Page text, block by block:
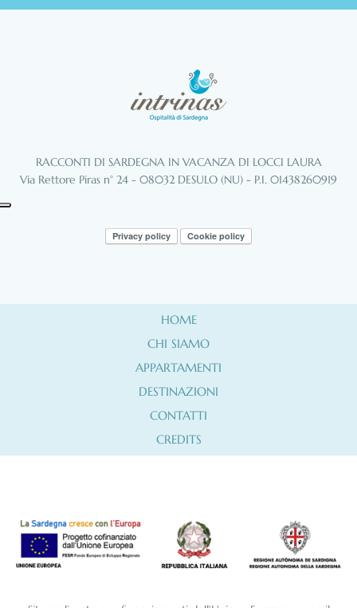
RACCONTI DI SARDEGNA IN VACANZA DI LOCCI LAURA
Via Rettore Piras n° 24 - 08032 DESULO (NU) - P.I. 01438260919
Privacy policy Cookie policy
HOME
CHI SIAMO
APPARTAMENTI
DESTINAZIONI
CONTATTI
CREDITS